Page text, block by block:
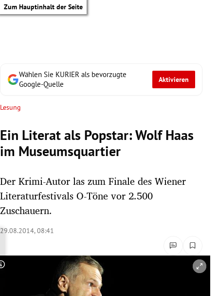
Zum Hauptinhalt der Seite
Untermenü
Untermenü
Wählen Sie KURIER als bevorzugte
Google-Quelle
Aktivieren
Lesung
Ein Literat als Popstar: Wolf Haas
im Museumsquartier
Der Krimi-Autor las zum Finale des Wiener
Literaturfestivals O-Töne vor 2.500
Zuschauern.
29.08.2014, 08:41
Copyright-Hinweis öffnen/schließen